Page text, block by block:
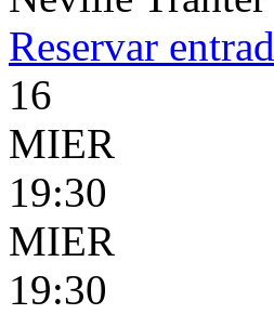
Reservar
16
MIER
19:30
MIER
19:30